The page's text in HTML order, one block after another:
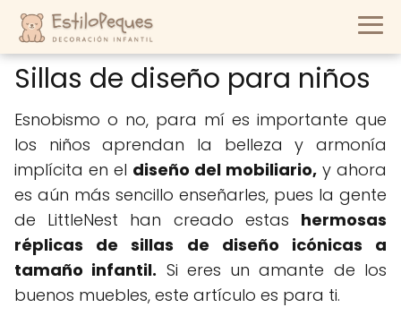
Sillas de diseño para niños
Esnobismo o no, para mí es importante que
los niños aprendan la belleza y armonía
implícita en el diseño del mobiliario, y ahora
es aún más sencillo enseñarles, pues la gente
de LittleNest han creado estas hermosas
réplicas de sillas de diseño icónicas a
tamaño infantil. Si eres un amante de los
buenos muebles, este artículo es para ti.